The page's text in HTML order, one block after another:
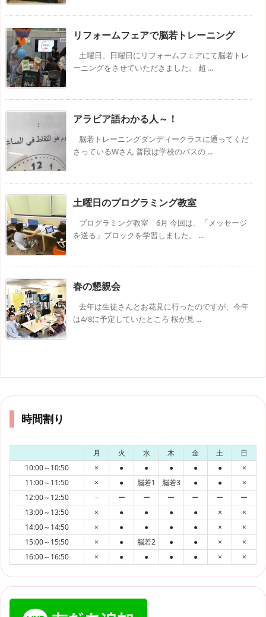
リフォームフェアで脳若トレーニング
土曜日、日曜日にリフォームフェアにて脳若トレ
ーニングをさせていただきました。 超 ...
アラビア語わかる人～！
脳若トレーニングダンディークラスに通ってくだ
さっているWさん 普段は学校のバスの ...
土曜日のプログラミング教室
プログラミング教室 6月 今回は、「メッセージ
を送る」ブロックを学習しました。 ...
春の懇親会
去年は生徒さんとお花見に行ったのですが、今年
は4/8に予定していたところ 桜が見 ...
時間割り
月 火 水 木 金 土
日
10:00～10:50
× ● ● ● ● ●
×
11:00～11:50
× ● 脳若1 脳若3 ● ●
×
12:00～12:50
－ ー ー ー ー ー
ー
13:00～13:50
× ● ● ● ● ×
×
14:00～14:50
× ● ● ● ● ×
×
15:00～15:50
× ● 脳若2 ● ● ×
×
16:00～16:50
× ● ● ● ● × ×